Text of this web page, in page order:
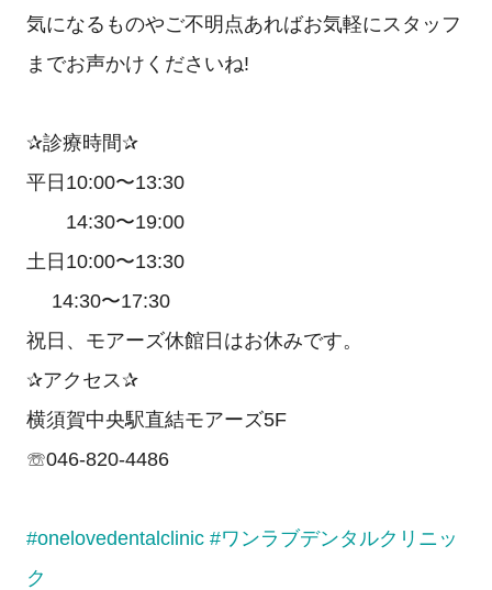
気になるものやご不明点あればお気軽にスタッフ
までお声かけくださいね!
✰診療時間✰
平日10:00〜13:30
14:30〜19:00
土日10:00〜13:30
14:30〜17:30
祝日、モアーズ休館日はお休みです。
✰アクセス✰
横須賀中央駅直結モアーズ5F
☏046-820-4486
#onelovedentalclinic #ワンラブデンタルクリニッ
ク